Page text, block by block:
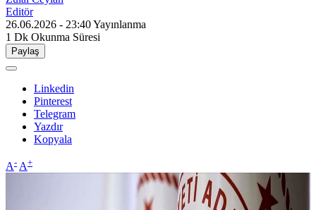
Editör
26.06.2026 - 23:40Yayınlanma
1 Dk Okunma Süresi
Paylaş
Linkedin
Pinterest
Telegram
Yazdır
Kopyala
A- A+